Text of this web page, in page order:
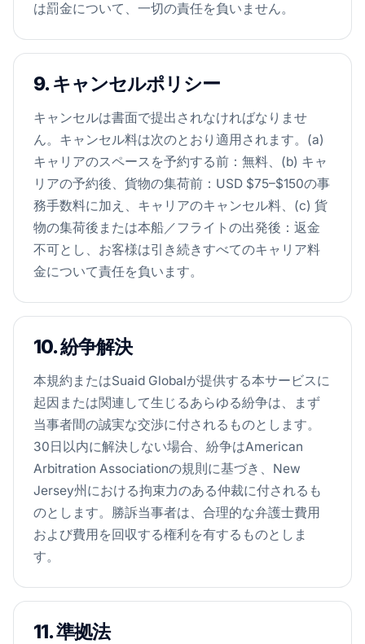
は罰金について、一切の責任を負いません。
9. キャンセルポリシー
キャンセルは書面で提出されなければなりませ
ん。キャンセル料は次のとおり適用されます。(a)
キャリアのスペースを予約する前：無料、(b) キャ
リアの予約後、貨物の集荷前：USD $75–$150の事
務手数料に加え、キャリアのキャンセル料、(c) 貨
物の集荷後または本船／フライトの出発後：返金
不可とし、お客様は引き続きすべてのキャリア料
金について責任を負います。
10. 紛争解決
本規約またはSuaid Globalが提供する本サービスに
起因または関連して生じるあらゆる紛争は、まず
当事者間の誠実な交渉に付されるものとします。
30日以内に解決しない場合、紛争はAmerican
Arbitration Associationの規則に基づき、New
Jersey州における拘束力のある仲裁に付されるも
のとします。勝訴当事者は、合理的な弁護士費用
および費用を回収する権利を有するものとしま
す。
11. 準拠法